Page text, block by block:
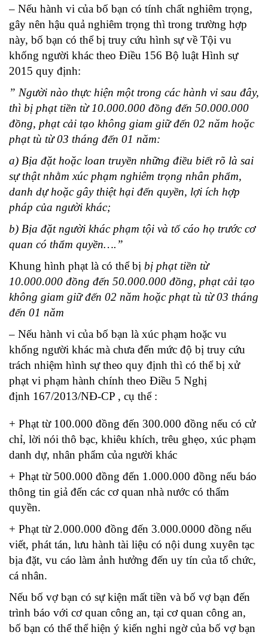
– Nếu hành vi của bố bạn có tính chất nghiêm trọng,
gây nên hậu quả nghiêm trọng thì trong trường hợp
này, bố bạn có thể bị truy cứu hình sự về Tội vu
khống người khác theo Điều 156 Bộ luật Hình sự
2015 quy định:
” Người nào thực hiện một trong các hành vi sau đây,
thì bị phạt tiền từ 10.000.000 đồng đến 50.000.000
đồng, phạt cải tạo không giam giữ đến 02 năm hoặc
phạt tù từ 03 tháng đến 01 năm:
a) Bịa đặt hoặc loan truyền những điều biết rõ là sai
sự thật nhằm xúc phạm nghiêm trọng nhân phẩm,
danh dự hoặc gây thiệt hại đến quyền, lợi ích hợp
pháp của người khác;
b) Bịa đặt người khác phạm tội và tố cáo họ trước cơ
quan có thẩm quyền….”
Khung hình phạt là có thể bị bị phạt tiền từ
10.000.000 đồng đến 50.000.000 đồng, phạt cải tạo
không giam giữ đến 02 năm hoặc phạt tù từ 03 tháng
đến 01 năm
– Nếu hành vi của bố bạn là xúc phạm hoặc vu
khống người khác mà chưa đến mức độ bị truy cứu
trách nhiệm hình sự theo quy định thì có thể bị xử
phạt vi phạm hành chính theo Điều 5 Nghị
định 167/2013/NĐ-CP , cụ thể :
+ Phạt từ 100.000 đồng đến 300.000 đồng nếu có cử
chỉ, lời nói thô bạc, khiêu khích, trêu ghẹo, xúc phạm
danh dự, nhân phẩm của người khác
+ Phạt từ 500.000 đồng đến 1.000.000 đồng nếu báo
thông tin giả đến các cơ quan nhà nước có thẩm
quyền.
+ Phạt từ 2.000.000 đồng đến 3.000.0000 đồng nếu
viết, phát tán, lưu hành tài liệu có nội dung xuyên tạc
bịa đặt, vu cáo làm ảnh hưởng đến uy tín của tổ chức,
cá nhân.
Nếu bố vợ bạn có sự kiện mất tiền và bố vợ bạn đến
trình báo với cơ quan công an, tại cơ quan công an,
bố bạn có thể thể hiện ý kiến nghi ngờ của bố vợ bạn